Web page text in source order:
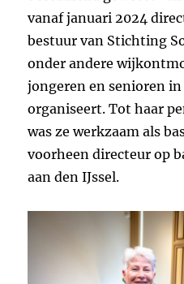
vanaf januari 2024
bestuur van Stichting
onder andere
jongeren en senioren
organiseert. Tot haar
was ze werkzaam als
voorheen directeur op
aan den IJssel.